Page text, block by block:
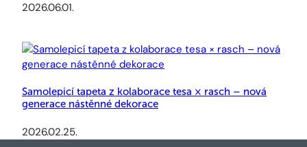
2026.06.01.
Samolepicí tapeta z kolaborace tesa × rasch – nová
generace nástěnné dekorace
2026.02.25.